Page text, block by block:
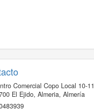
Comercial Copo Local 10-11
El Ejido, Almeria, Almería